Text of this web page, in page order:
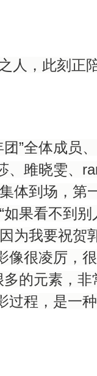
人，此刻正
”全体成员
、雎晓雯、
体到场，第
果看不到
为我要祝贺
像很凌厉，
的元素，非
过程，是一